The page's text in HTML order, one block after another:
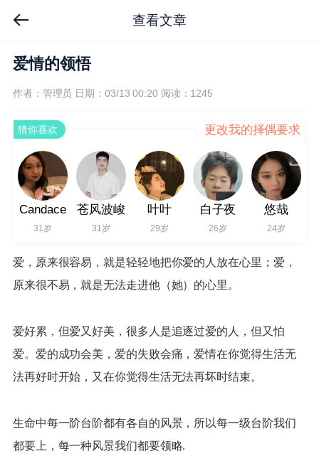
查看文章
爱情的领悟
作者：管理员 日期：03/13 00:20 阅读：1245
猜你喜欢 更改我的择偶要求
Candace
31岁
苍风波峻
31岁
叶叶
29岁
白子夜
26岁
悠哉
24岁
爱，原来很容易，就是轻轻地把你爱的人放在心里；爱，
原来很不易，就是无法走进他（她）的心里。
爱好累，但爱又好美，很多人是追逐过爱的人，但又怕
爱。爱的成功会美，爱的失败会痛，爱情在你觉得生活无
法再好时开始，又在你觉得生活无法再坏时结束。
生命中每一阶台阶都有各自的风景，所以每一级台阶我们
都要上，每一种风景我们都要领略.